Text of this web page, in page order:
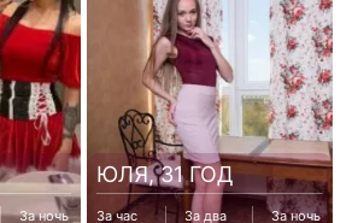
За ночь
ЮЛЯ, 31 ГОД
За час За два За ночь